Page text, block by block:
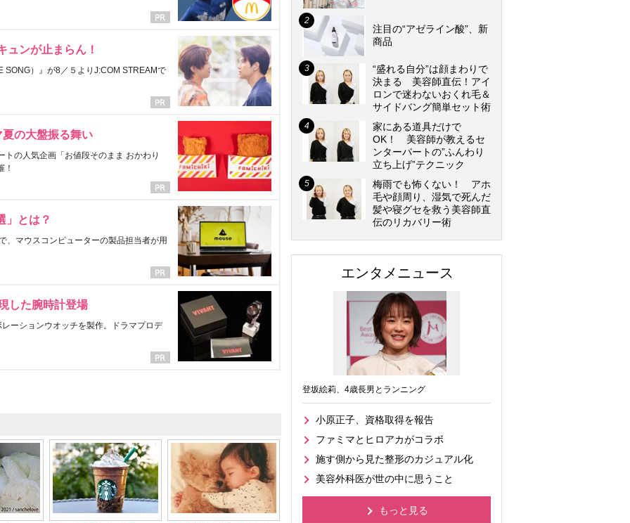
ュンが止まらん！
SONG）』が8／５よりJ:COM STREAMで
の大盤振る舞い
の人気企画「お値段そのまま おかわり
！
」とは？
、マウスコンピューターの製品担当者が用
した腕時計登場
ーションウオッチを製作。ドラマプロデ
注目の“アゼライン酸”、新
商品
“盛れる自分”は顔まわりで
決まる 美容師直伝！アイ
ロンで迷わないおくれ毛＆
サイドバング簡単セット術
家にある道具だけで
OK！ 美容師が教えるセ
ンターパートの”ふんわり
立ち上げ”テクニック
梅雨でも怖くない！ アホ
毛や顔周り、湿気で死んだ
髪や寝グセを救う美容師直
伝のリカバリー術
エンタメニュース
登坂絵莉、4歳長男とランニング
小原正子、資格取得を報告
ファミマとヒロアカがコラボ
施す側から見た整形のカジュアル化
美容外科医が世の中に思うこと
もっと見る